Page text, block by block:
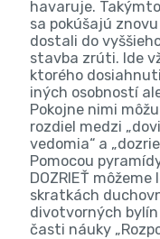
havaruje.
sa pokúšajú
dostali do
stavba zrúti. Ide
ktorého
iných osobností
Pokojne nimi
rozdiel medzi
vedomia“ a
Pomocou
DOZRIEŤ
skratkách
divotvorných
časti náuky